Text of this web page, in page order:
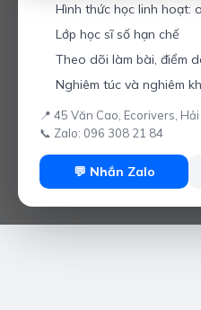
Hình thức học linh hoạt:
Lớp học sĩ số hạn chế
Theo dõi làm bài, điểm
Nghiêm túc và nghiêm
📍 45 Văn Cao, Ecorivers,
📞 Zalo: 096 308 21 84
💬 Nhắn Zalo